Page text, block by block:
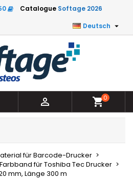
Catalogue Softage 2026
Deutsch 
 shopping_cart0
für Barcode-Drucker
Farbband für Toshiba Tec Drucker
mm, Länge 300 m